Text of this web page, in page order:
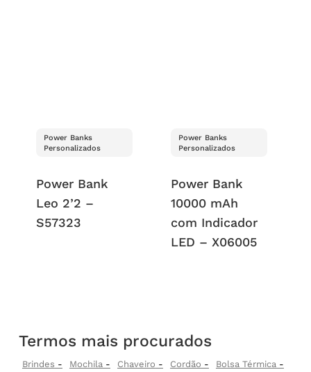
Power Banks
Personalizados
Power Bank
Leo 2’2 –
S57323
Power Banks
Personalizados
Power Bank
10000 mAh
com Indicador
LED – X06005
Termos mais procurados
Brindes Mochila Chaveiro Cordão
Bolsa Térmica